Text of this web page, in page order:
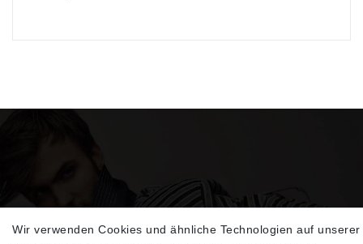
Sehen Sie sich unsere neu eingetroffenen
Wir verwenden Cookies und ähnliche Technologien auf unserer